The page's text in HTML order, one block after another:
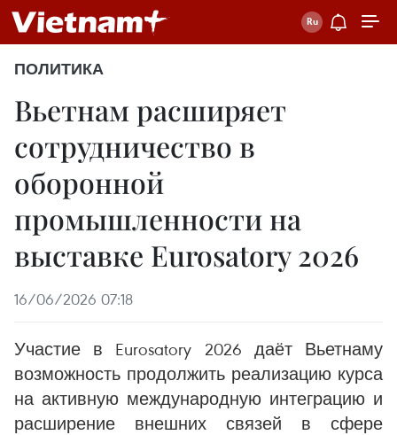
ПОЛИТИКА
Вьетнам расширяет
сотрудничество в
оборонной
промышленности на
выставке Eurosatory 2026
16/06/2026 07:18
Участие в Eurosatory 2026 даёт Вьетнаму
возможность продолжить реализацию курса
на активную международную интеграцию и
расширение внешних связей в сфере